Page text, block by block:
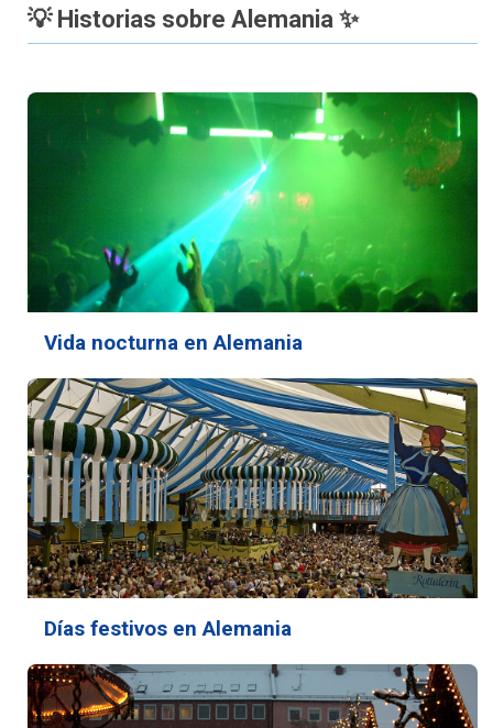
💡 Historias sobre Alemania ✨
Vida nocturna en Alemania
Días festivos en Alemania